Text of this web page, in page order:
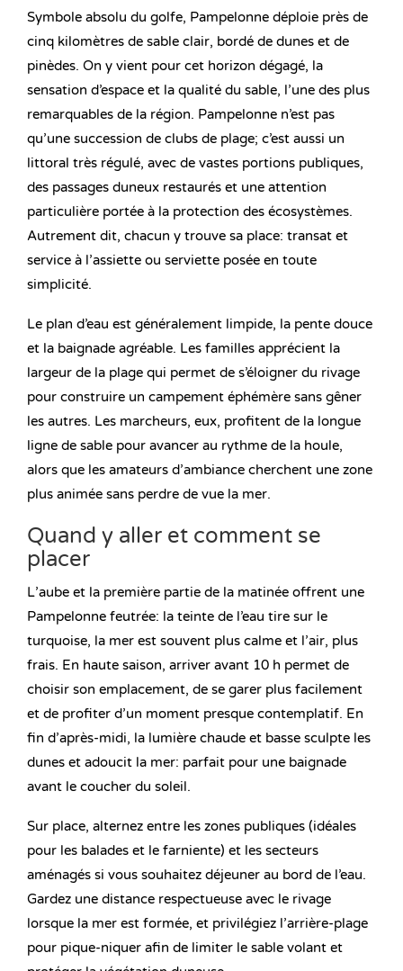
Symbole absolu du golfe, Pampelonne déploie près de
cinq kilomètres de sable clair, bordé de dunes et de
pinèdes. On y vient pour cet horizon dégagé, la
sensation d’espace et la qualité du sable, l’une des plus
remarquables de la région. Pampelonne n’est pas
qu’une succession de clubs de plage; c’est aussi un
littoral très régulé, avec de vastes portions publiques,
des passages duneux restaurés et une attention
particulière portée à la protection des écosystèmes.
Autrement dit, chacun y trouve sa place: transat et
service à l’assiette ou serviette posée en toute
simplicité.
Le plan d’eau est généralement limpide, la pente douce
et la baignade agréable. Les familles apprécient la
largeur de la plage qui permet de s’éloigner du rivage
pour construire un campement éphémère sans gêner
les autres. Les marcheurs, eux, profitent de la longue
ligne de sable pour avancer au rythme de la houle,
alors que les amateurs d’ambiance cherchent une zone
plus animée sans perdre de vue la mer.
Quand y aller et comment se
placer
L’aube et la première partie de la matinée offrent une
Pampelonne feutrée: la teinte de l’eau tire sur le
turquoise, la mer est souvent plus calme et l’air, plus
frais. En haute saison, arriver avant 10 h permet de
choisir son emplacement, de se garer plus facilement
et de profiter d’un moment presque contemplatif. En
fin d’après-midi, la lumière chaude et basse sculpte les
dunes et adoucit la mer: parfait pour une baignade
avant le coucher du soleil.
Sur place, alternez entre les zones publiques (idéales
pour les balades et le farniente) et les secteurs
aménagés si vous souhaitez déjeuner au bord de l’eau.
Gardez une distance respectueuse avec le rivage
lorsque la mer est formée, et privilégiez l’arrière-plage
pour pique-niquer afin de limiter le sable volant et